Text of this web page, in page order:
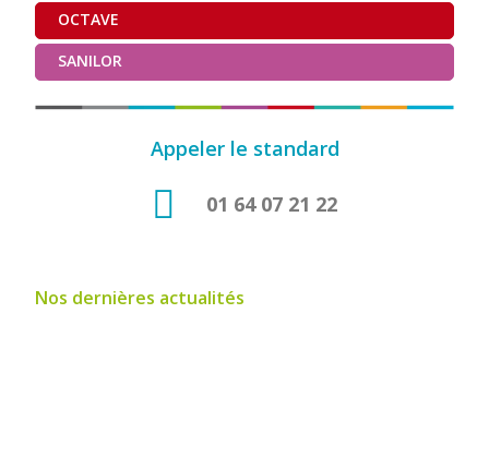
OCTAVE
SANILOR
Appeler le standard
01 64 07 21 22
Nos dernières actualités